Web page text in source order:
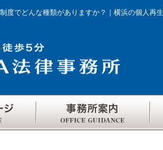
度でどんな種類がありますか？｜横浜の個人再生